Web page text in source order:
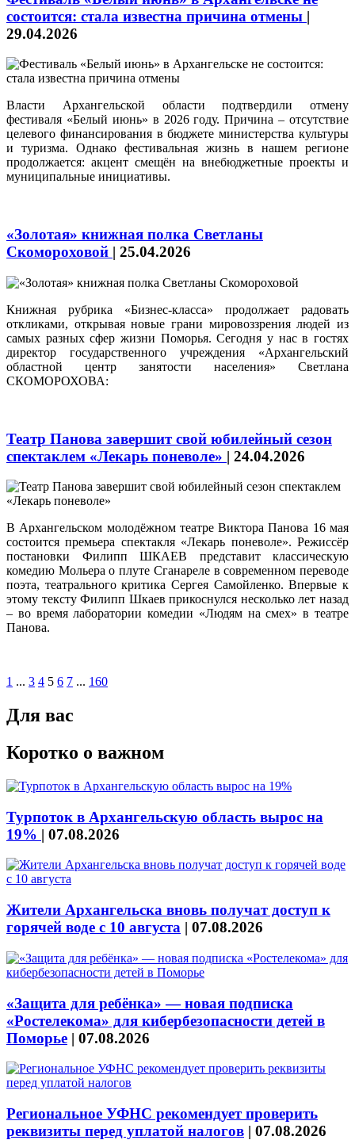
состоится: стала известна причина отмены |
29.04.2026
Власти Архангельской области подтвердили отмену
фестиваля «Белый июнь» в 2026 году. Причина – отсутствие
целевого финансирования в бюджете министерства культуры
и туризма. Однако фестивальная жизнь в нашем регионе
продолжается: акцент смещён на внебюджетные проекты и
муниципальные инициативы.
«Золотая» книжная полка Светланы
Скомороховой | 25.04.2026
Книжная рубрика «Бизнес-класса» продолжает радовать
откликами, открывая новые грани мировоззрения людей из
самых разных сфер жизни Поморья. Сегодня у нас в гостях
директор государственного учреждения «Архангельский
областной центр занятости населения» Светлана
СКОМОРОХОВА:
Театр Панова завершит свой юбилейный сезон
спектаклем «Лекарь поневоле» | 24.04.2026
В Архангельском молодёжном театре Виктора Панова 16 мая
состоится премьера спектакля «Лекарь поневоле». Режиссёр
постановки Филипп ШКАЕВ представит классическую
комедию Мольера о плуте Сганареле в современном переводе
поэта, театрального критика Сергея Самойленко. Впервые к
этому тексту Филипп Шкаев прикоснулся несколько лет назад
– во время лаборатории комедии «Людям на смех» в театре
Панова.
1 ... 3 4 5 6 7 ... 160
Для вас
Коротко о важном
Турпоток в Архангельскую область вырос на
19% | 07.08.2026
Жители Архангельска вновь получат доступ к
горячей воде с 10 августа | 07.08.2026
«Защита для ребёнка» — новая подписка
«Ростелекома» для кибербезопасности детей в
Поморье | 07.08.2026
Региональное УФНС рекомендует проверить
реквизиты перед уплатой налогов | 07.08.2026